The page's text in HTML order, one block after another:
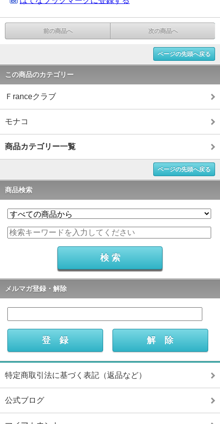
前の商品へ 次の商品へ
ページの先頭へ戻る
この商品のカテゴリー
Ｆranceクラブ
モナコ
商品カテゴリー一覧
ページの先頭へ戻る
商品検索
メルマガ登録・解除
特定商取引法に基づく表記（返品など）
公式ブログ